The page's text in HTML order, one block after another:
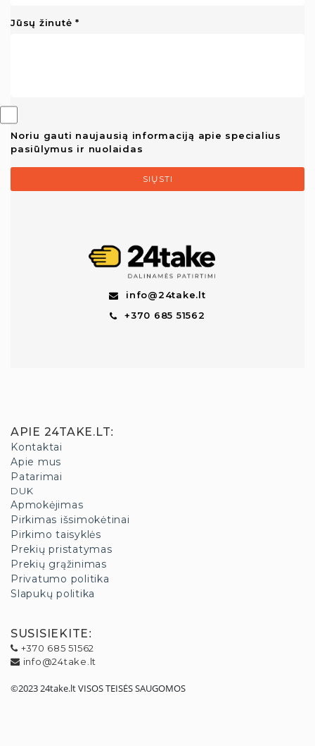
Jūsų žinutė
Noriu gauti naujausią informaciją apie specialius
pasiūlymus ir nuolaidas
SIŲSTI
info@24take.lt
+370 685 51562
APIE 24TAKE.LT:
Kontaktai
Apie mus
Patarimai
DUK
Apmokėjimas
Pirkimas išsimokėtinai
Pirkimo taisyklės
Prekių pristatymas
Prekių grąžinimas
Privatumo politika
Slapukų politika
SUSISIEKITE:
+370 685 51562
info@24take.lt
©2023 24take.lt VISOS TEISĖS SAUGOMOS